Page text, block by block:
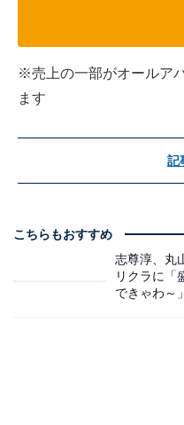
※売上の一部がオールア
ます
記
こちらもおすすめ
志尊淳、丸
リクラに「
できゃわ～」